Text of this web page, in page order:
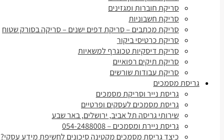
סריקת חוברות ומגזינים
סריקת חשבוניות
סריקת מכתבים – סריקת דפים ישנים – סריקה בסורק שטוח
סריקת כרטיסי ביקור
סריקת דיסקיות טכוגרף למשאיות
סריקת תיקים רפואיים
סריקת עבודות שורשים
גריסת מסמכים
גריסת נייר וסריקת מסמכים
גריסת מסמכים לעסקים ופרטיים
שירותי גריסה תל אביב, ירושלים, באר שבע
גריסת ניירת ומסמכים – 054-2488008
כיצד גריסת מסמכים מקטינה סיכונים לחשיפת מידע עסקי?